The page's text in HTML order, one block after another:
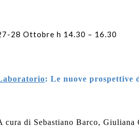
28 Ottobre h 14.30 – 16.30
: Le nuove prospettive
cura di Sebastiano Barco, Giuliana